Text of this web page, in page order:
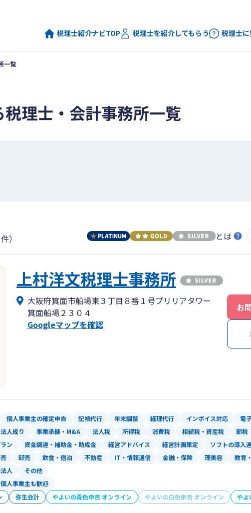
税理士紹介ナビTOP 税理士を紹介してもらう 税理士
一覧
理士・会計事務所一覧
） とは
上村洋文税理士事務所
大阪府箕面市船場東３丁目８番１号ブリリアタワー
箕面船場２３０４
Googleマップを確認
お
個人事業主の確定申告 記帳代行 年末調整 経理代行 インボイス対応
電
法人成り 事業承継・M&A 法人税 所得税 消費税 相続税・資産税 節税
ン
資金調達・補助金・助成金 経営アドバイス 経営計画策定 ソフトの導入
卸売 飲食・宿泊 不動産 IT・情報通信 金融・保険 理美容 教育
人 その他
個人事業主も歓迎
弥生会計 やよいの青色申告 オンライン やよいの白色申告 オンライン やよ